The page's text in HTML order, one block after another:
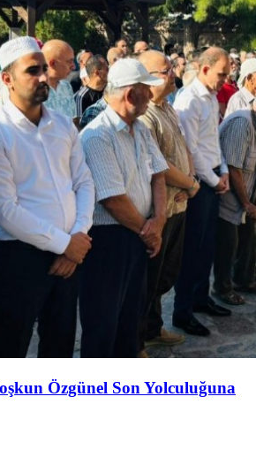
Özgünel Son Yolculuğuna